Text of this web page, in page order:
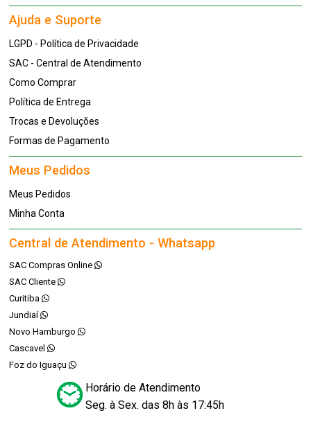
Ajuda e Suporte
LGPD - Política de Privacidade
SAC - Central de Atendimento
Como Comprar
Política de Entrega
Trocas e Devoluções
Formas de Pagamento
Meus Pedidos
Meus Pedidos
Minha Conta
Central de Atendimento - Whatsapp
SAC Compras Online
SAC Cliente
Curitiba
Jundiaí
Novo Hamburgo
Cascavel
Foz do Iguaçu
Horário de Atendimento
Seg. à Sex. das 8h às 17:45h